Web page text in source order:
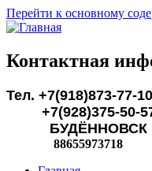
Перейти к основному
Контактная
Тел. +7(918)873-77-10
+7(928)375-50-
БУДЁННОВСК
88655973718